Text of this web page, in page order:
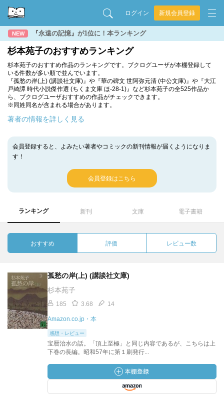
ログイン 新規会員登録
NEW 『永遠の記憶』が1位に！本ランキング
杉本苑子のおすすめランキング
杉本苑子のおすすめ作品のランキングです。ブクログユーザが本棚登録して
いる件数が多い順で並んでいます。
『孤愁の岸(上) (講談社文庫)』や『華の碑文 世阿弥元清 (中公文庫)』や『大江
戸綺譚 時代小説傑作選 (ちくま文庫 ほ-28-1)』など杉本苑子の全525作品か
ら、ブクログユーザおすすめの作品がチェックできます。
※同姓同名が含まれる場合があります。
著者の情報を詳しく見る
会員登録すると、よみたい著者やコミックの新刊情報が届くようになりま
す！
会員登録はこちら
ランキング 新刊 文庫 電子書籍
おすすめ 評価 レビュー数
孤愁の岸(上) (講談社文庫)
杉本苑子
185 3.68 14
Amazon.co.jp・本
感想・レビュー
宝暦治水の話。「頂上至極」と同じ内容であるが、こちらは上
下巻の長編。昭和57年に第１刷発行...